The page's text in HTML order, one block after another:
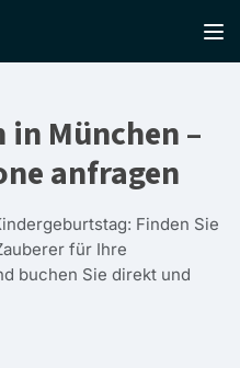
München –
anfragen
Finden Sie
für Ihre
buchen Sie direkt und